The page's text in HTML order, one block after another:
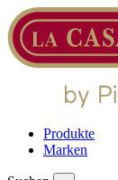
Produkte
Marken